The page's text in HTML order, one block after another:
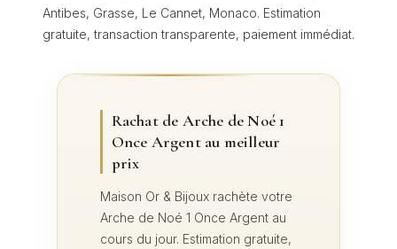
Antibes, Grasse, Le Cannet, Monaco. Estimation
gratuite, transaction transparente, paiement immédiat.
Rachat de Arche de Noé 1
Once Argent au meilleur
prix
Maison Or & Bijoux rachète votre
Arche de Noé 1 Once Argent au
cours du jour. Estimation gratuite,